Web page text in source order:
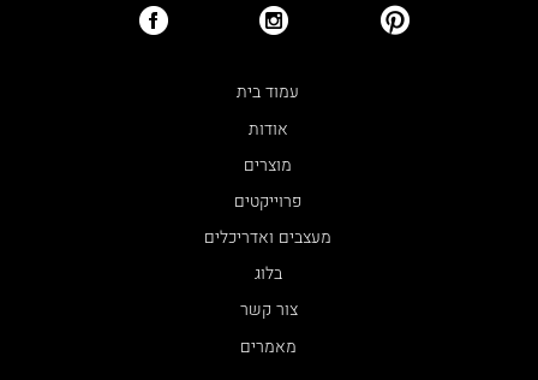
עמוד בית
אודות
מוצרים
פרוייקטים
מעצבים ואדריכלים
בלוג
צור קשר
מאמרים